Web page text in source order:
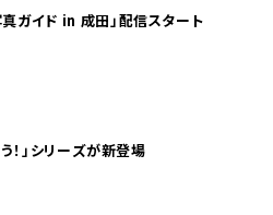
ガイド in 成田」配信スタート
シャツで着よう！」シリーズが新登場